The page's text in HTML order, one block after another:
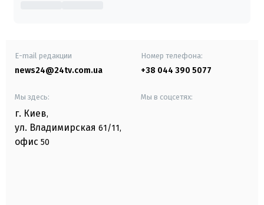
E-mail редакции
news24@24tv.com.ua
Номер телефона:
+38 044 390 5077
Мы здесь:
г. Киев,
ул. Владимирская 61/11,
офис 50
Мы в соцсетях: